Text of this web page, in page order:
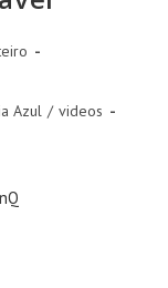
Azul / videos